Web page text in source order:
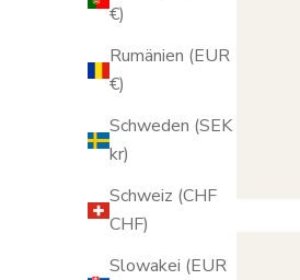
€)
Rumänien (EUR
€)
Schweden (SEK
kr)
Schweiz (CHF
CHF)
Slowakei (EUR